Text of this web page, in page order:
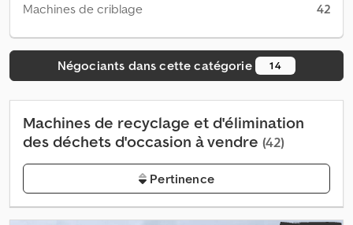
Machines de criblage
42
Négociants dans cette catégorie 14
Machines de recyclage et d'élimination
des déchets d'occasion à vendre (42)
Pertinence